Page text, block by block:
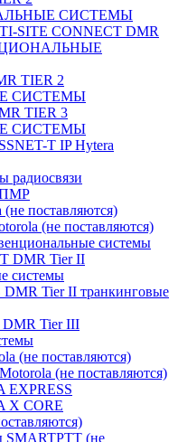
СИСТЕМЫ
SITE CONNECT DMR
TIER 2
СИСТЕМЫ
TIER 3
СИСТЕМЫ
T IP Hytera
радиосвязи
ПМР
поставляются)
(не поставляются)
системы
DMR Tier II
системы
Tier II транкинговые
Tier III
(не поставляются)
(не поставляются)
EXPRESS
X CORE
SMARTPTT (не